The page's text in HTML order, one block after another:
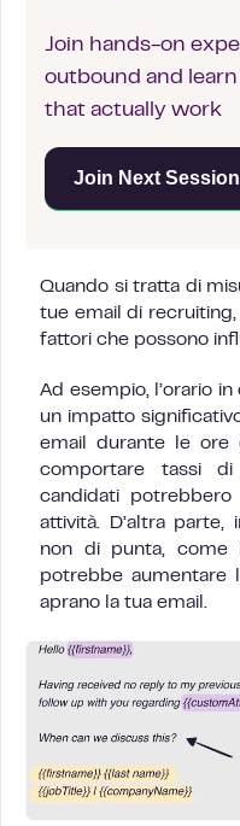
Join hands-on
outbound and
that actually work
Join Next Session
Quando si tratta di
tue email di
fattori che possono
Ad esempio, l’orario
un impatto
email durante le ore
comportare tassi
candidati
attività. D’altra
non di punta, come
potrebbe aumentare
aprano la tua email.